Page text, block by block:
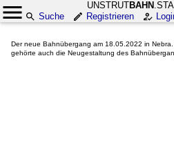
UNSTRUTBAHN
Suche
Registrieren
Der neue Bahnübergang am 18.05.2022 in
gehörte auch die Neugestaltung des